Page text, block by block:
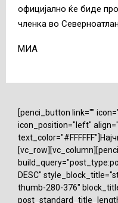
официјално ќе биде
членка во
MИА
[penci_button link=""
icon_position="left"
DESC"
thumb-280-376"